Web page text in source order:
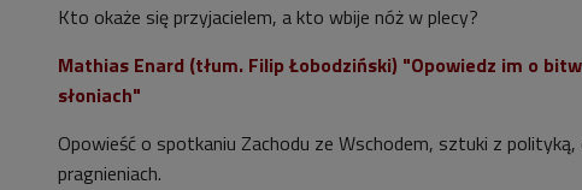
Kto okaże się przyjacielem, a kto wbije nóż w plecy?
Mathias Enard (tłum. Filip Łobodziński) "Opowiedz im o
słoniach"
Opowieść o spotkaniu Zachodu ze Wschodem, sztuki z polityką,
pragnieniach.